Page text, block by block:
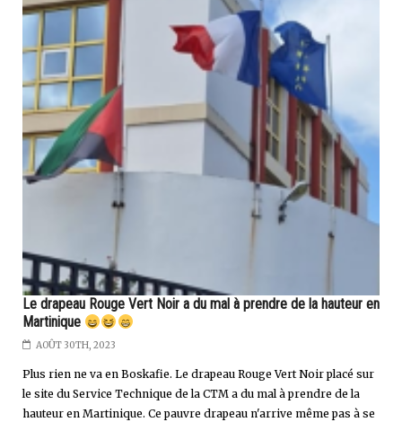
Le drapeau Rouge Vert Noir a du mal à prendre de la hauteur en
Martinique
AOÛT 30TH, 2023
Plus rien ne va en Boskafie. Le drapeau Rouge Vert Noir placé sur
le site du Service Technique de la CTM a du mal à prendre de la
hauteur en Martinique. Ce pauvre drapeau n'arrive même pas à se